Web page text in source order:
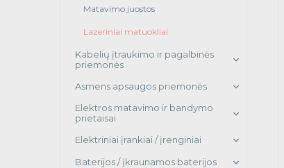
Matavimo juostos
Lazeriniai matuokliai
Kabelių įtraukimo ir pagalbinės
priemonės
Asmens apsaugos priemonės
Elektros matavimo ir bandymo
prietaisai
Elektriniai įrankiai / įrenginiai
Baterijos / įkraunamos baterijos